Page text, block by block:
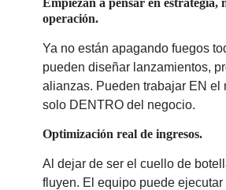
Empiezan a pensar en estrategia,
operación.
Ya no están apagando fuegos
pueden diseñar lanzamientos,
alianzas. Pueden trabajar EN el
solo DENTRO del negocio.
Optimización real de ingresos.
Al dejar de ser el cuello de
fluyen. El equipo puede ejecutar